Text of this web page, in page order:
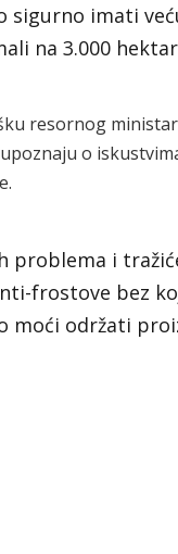
sigurno imati
na 3.000
resornog
o
problema i
frostove bez
moći održati